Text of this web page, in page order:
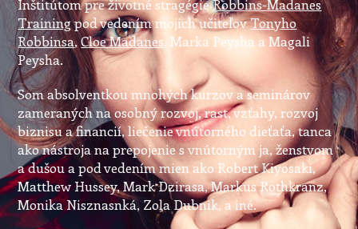
Inštitútom pre životné stragégieRobbins-Madanes
Trainingpod vedením mojich učiteľovTonyho
Robbinsa,Cloe Madanes, Marka Peysha a Magali
Peysha.
Som absolventkou mnohých kurzov a seminárov
zameraných na osobný rozvoj, rast, vzťahy, rozvoj
biznisu a financií, liečenie vnútorného dieťaťa, tanca
ako nástroja na prepojenie s vnútorným ja, ženstvom
a dušou a pod vedením mien ako Robert Kiyosaki,
Matthew Hussey, Mark Dzirasa, Markus Rothkranz,
Monika Nisznasnká, Zola Dubnik, a iné.